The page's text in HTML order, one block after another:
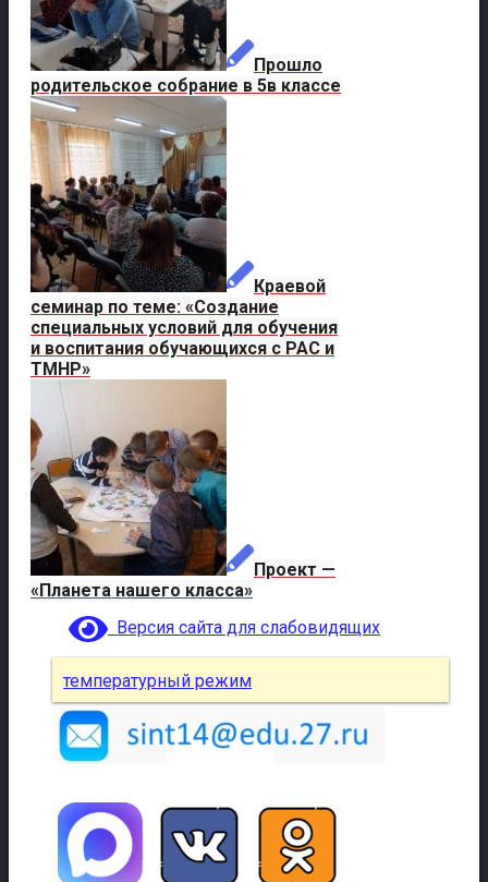
Прошло
родительское собрание в 5в классе
Краевой
семинар по теме: «Создание
специальных условий для обучения
и воспитания обучающихся с РАС и
ТМНР»
Проект —
«Планета нашего класса»
Версия сайта для слабовидящих
температурный режим